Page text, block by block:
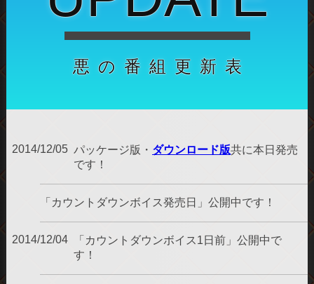
悪の番組更新表
2014/12/05 パッケージ版・ ダウンロード版共に本日発売
です！
「カウントダウンボイス発売日」公開中です！
2014/12/04
「カウントダウンボイス1日前」公開中で
す！